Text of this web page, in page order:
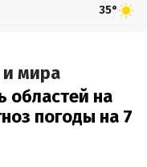
35°
мира
областей на
погоды на 7